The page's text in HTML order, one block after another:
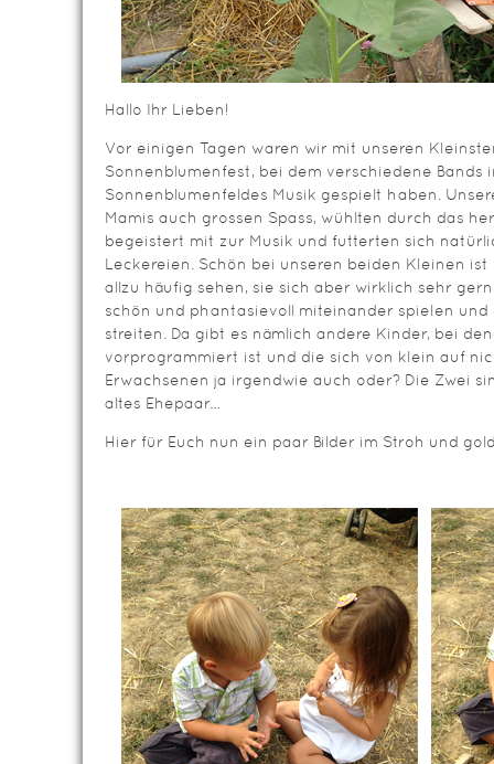
Hallo Ihr Lieben!
Vor einigen Tagen waren wir mit unseren
Sonnenblumenfest, bei dem verschiedene Bands
Sonnenblumenfeldes Musik gespielt haben.
Mamis auch grossen Spass, wühlten durch das
begeistert mit zur Musik und futterten sich
Leckereien. Schön bei unseren beiden Kleinen
allzu häufig sehen, sie sich aber wirklich sehr
schön und phantasievoll miteinander spielen
streiten. Da gibt es nämlich andere Kinder, bei
vorprogrammiert ist und die sich von klein auf
Erwachsenen ja irgendwie auch oder? Die Zwei
altes Ehepaar…
Hier für Euch nun ein paar Bilder im Stroh und